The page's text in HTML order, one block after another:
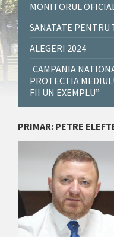
MONITORUL
SANATATE PENTRU
ALEGERI 2024
CAMPANIA
PROTECTIA
FII UN EXEMPLU”
PRIMAR: PETRE